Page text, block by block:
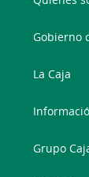
Gobierno
La Caja
Grupo